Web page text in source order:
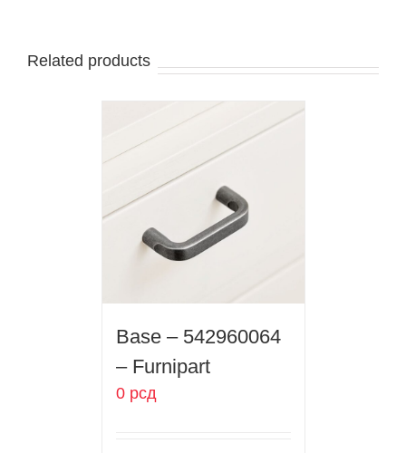
Related products
Base – 542960064
– Furnipart
0 рсд